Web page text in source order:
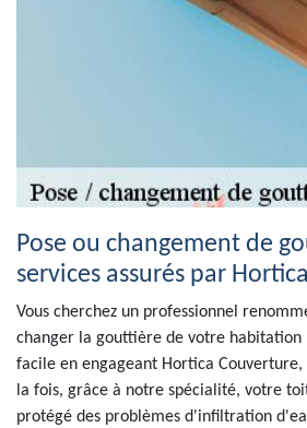
Pose ou changement de
services assurés par
Vous cherchez un professionnel
changer la gouttière de votre habitation
facile en engageant Hortica
la fois, grâce à notre spécialité, votre
protégé des problèmes d'infiltration